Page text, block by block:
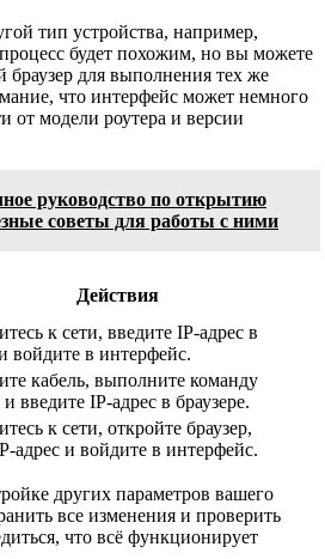
тип устройства, например,
будет похожим, но вы можете
браузер для выполнения тех же
что интерфейс может немного
от модели роутера и версии
руководство по открытию
советы для работы с ними
Действия
к сети, введите IP-адрес в
войдите в интерфейс.
кабель, выполните команду
и введите IP-адрес в браузере.
к сети, откройте браузер,
адрес и войдите в интерфейс.
других параметров вашего
все изменения и проверить
что всё функционирует